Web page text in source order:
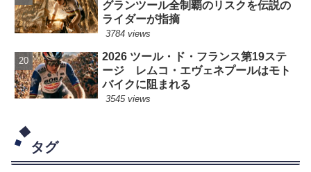
グランツール全制覇のリスクを伝説の
ライダーが指摘
3784 views
2026 ツール・ド・フランス第19ステ
ージ レムコ・エヴェネプールはモト
バイクに阻まれる
3545 views
タグ